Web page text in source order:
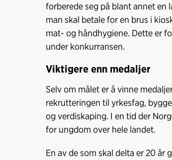
forberede seg på blant annet en
man skal betale for en brus i
mat- og håndhygiene. Dette er
under konkurransen.
Viktigere enn medaljer
Selv om målet er å vinne
rekrutteringen til yrkesfag,
og verdiskaping. I en tid der
for ungdom over hele landet.
En av de som skal delta er 20 år